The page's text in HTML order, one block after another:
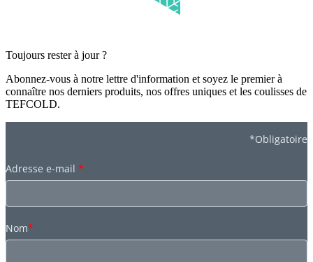
Toujours rester à jour ?
Abonnez-vous à notre lettre d'information et soyez le premier à
connaître nos derniers produits, nos offres uniques et les coulisses de
TEFCOLD.
*Obligatoire
Adresse e-mail *
Nom*